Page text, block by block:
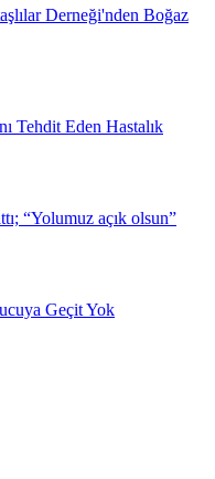
Derneği'nden Boğaz
Tehdit Eden Hastalık
“Yolumuz açık olsun”
Geçit Yok